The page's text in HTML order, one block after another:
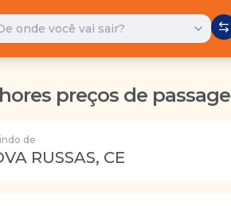
onde você vai sair?
preços de
de
RUSSAS, CE